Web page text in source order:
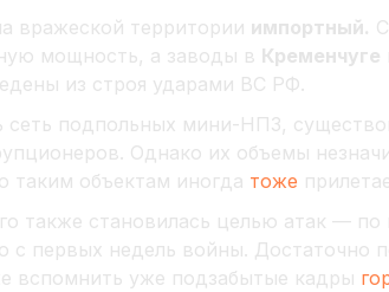
вражеской территории импортный.
мощность, а заводы в Кременчуге
из строя ударами ВС РФ.
сеть подпольных мини-НПЗ,
Однако их объемы
таким объектам иногда тоже
также становилась целью атак — по
с первых недель войны. Достаточно
вспомнить уже подзабытые кадры